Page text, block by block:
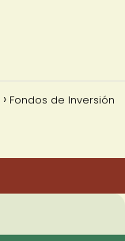
Fondos de Inversión